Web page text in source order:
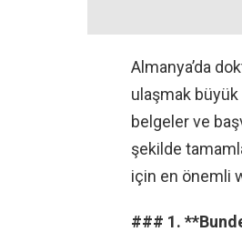
Almanya’da
ulaşmak büyük
belgeler ve
şekilde
için en önemli
### 1.